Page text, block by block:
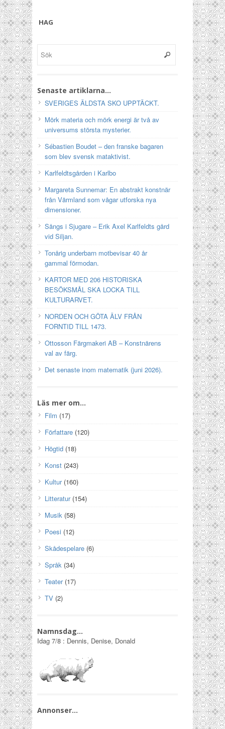
HAG
Senaste artiklarna…
SVERIGES ÄLDSTA SKO UPPTÄCKT.
Mörk materia och mörk energi är två av
universums största mysterier.
Sébastien Boudet – den franske bagaren
som blev svensk mataktivist.
Karlfeldtsgården i Karlbo
Margareta Sunnemar: En abstrakt konstnär
från Värmland som vågar utforska nya
dimensioner.
Sångs i Sjugare – Erik Axel Karlfeldts gård
vid Siljan.
Tonårig underbarn motbevisar 40 år
gammal förmodan.
KARTOR MED 206 HISTORISKA
BESÖKSMÅL SKA LOCKA TILL
KULTURARVET.
NORDEN OCH GÖTA ÄLV FRÅN
FORNTID TILL 1473.
Ottosson Färgmakeri AB – Konstnärens
val av färg.
Det senaste inom matematik (juni 2026).
Läs mer om…
Film (17)
Författare (120)
Högtid (18)
Konst (243)
Kultur(160)
Litteratur(154)
Musik (58)
Poesi (12)
Skådespelare (6)
Språk (34)
Teater(17)
TV (2)
Namnsdag…
Idag 7/8 : Dennis, Denise, Donald
Annonser…